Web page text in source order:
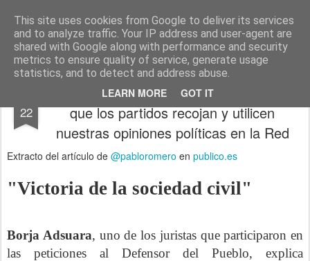
This site uses cookies from Google to deliver its services
and to analyze traffic. Your IP address and user-agent are
shared with Google along with performance and security
metrics to ensure quality of service, generate usage
statistics, and to detect and address abuse.
LEARN MORE GOT IT
menos tecnología y más pedagogía conceptos y reflexiones sobre la sociedad de la información
Pages
22
El Constitucional prohíbe por unanimidad
que los partidos recojan y utilicen
nuestras opiniones políticas en la Red
Extracto del artículo de @pabloromero en publico.es
"Victoria de la sociedad civil"
Borja Adsuara, uno de los juristas que participaron en
las peticiones al Defensor del Pueblo, explica